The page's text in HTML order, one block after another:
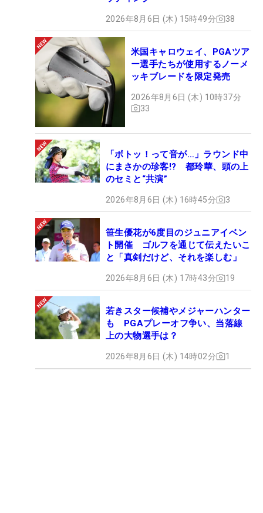
2026年8月6日 (木) 15時49分 38
米国キャロウェイ、PGAツア
ー選手たちが使用するノーメ
ッキブレードを限定発売
2026年8月6日 (木) 10時37分
33
「ボトッ！って音が…」ラウンド中
にまさかの珍客!? 都玲華、頭の上
のセミと“共演”
2026年8月6日 (木) 16時45分 3
笹生優花が6度目のジュニアイベン
ト開催 ゴルフを通じて伝えたいこ
と「真剣だけど、それを楽しむ」
2026年8月6日 (木) 17時43分 19
若きスター候補やメジャーハンター
も PGAプレーオフ争い、当落線
上の大物選手は？
2026年8月6日 (木) 14時02分 1